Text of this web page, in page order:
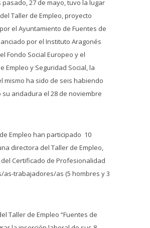
pasado, 27 de mayo, tuvo la lugar
Taller de Empleo, proyecto
el Ayuntamiento de Fuentes de
por el Instituto Aragonés
Fondo Social Europeo y el
Empleo y Seguridad Social, la
mismo ha sido de seis habiendo
su andadura el 28 de noviembre
Empleo han participado 10
directora del Taller de Empleo,
Certificado de Profesionalidad
as-trabajadores/as (5 hombres y 3
Taller de Empleo “Fuentes de